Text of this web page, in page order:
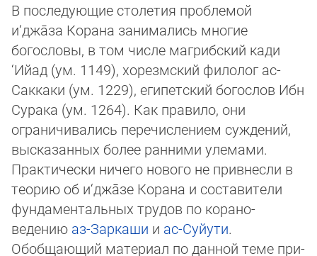
В последующие столетия проблемой
и‘джа̄за Корана занимались многие
богословы, в том числе магрибский кади
‘Ийад (ум. 1149), хорезмский филолог ас-
Саккаки (ум. 1229), египетский богослов Ибн
Сурака (ум. 1264). Как правило, они
ограничивались пе­ре­чис­лением суждений,
высказанных более ранними улемами.
Практически ничего нового не привнесли в
теорию об и‘джа̄зе Корана и составители
фундаментальных трудов по ко­ра­но­
ведению аз-Заркаши и ас-Суйути.
Обобщающий материал по данной теме при­